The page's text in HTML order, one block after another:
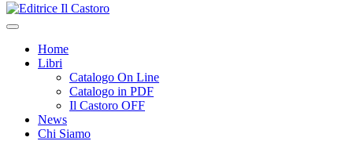
Vai
al
Home
Libri
Catalogo On Line
Catalogo in PDF
Il Castoro OFF
News
Chi Siamo